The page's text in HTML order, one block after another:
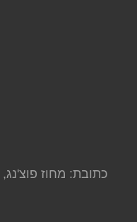
כתובת: מחוז פוצ'נג,